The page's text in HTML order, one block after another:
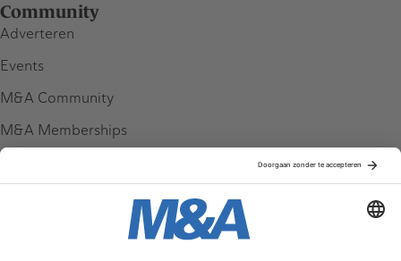
Community
Adverteren
Events
M&A Community
M&A Memberships